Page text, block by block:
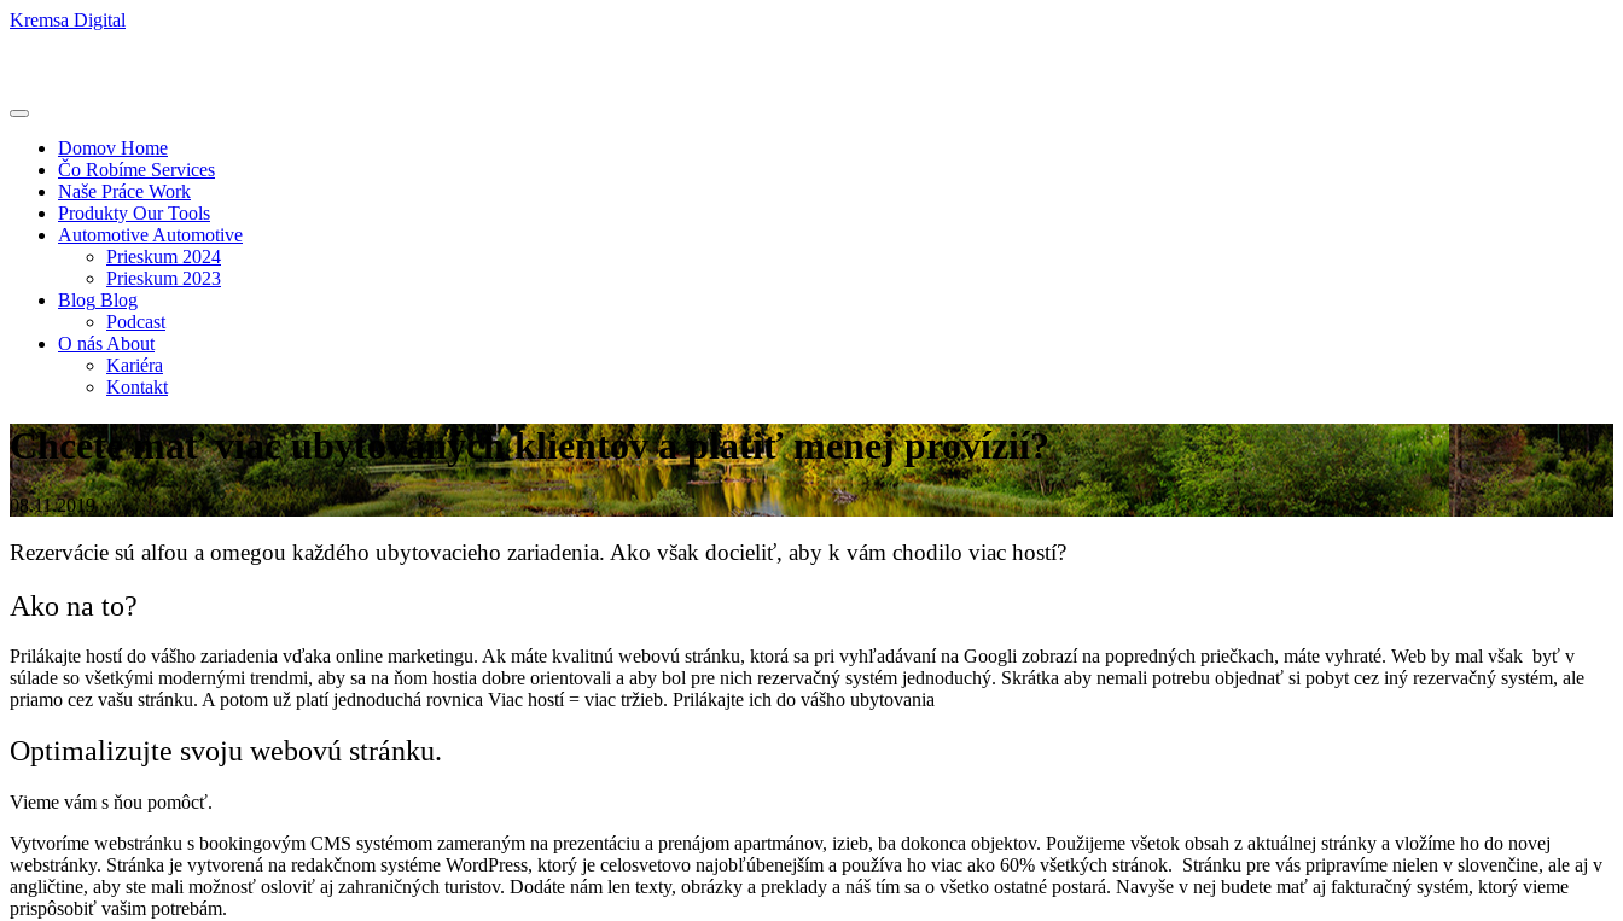
Kremsa Digital
Domov Home
Čo Robíme Services
Naše Práce Work
Produkty Our Tools
Automotive Automotive
Prieskum 2024
Prieskum 2023
Blog Blog
Podcast
O nás About
Kariéra
Kontakt
Chcete mať viac ubytovaných klientov a platiť menej provízií?
08.11.2019
Rezervácie sú alfou a omegou každého ubytovacieho zariadenia. Ako však docieliť, aby k vám chodilo viac hostí?
Ako na to?
Prilákajte hostí do vášho zariadenia vďaka online marketingu. Ak máte kvalitnú webovú stránku, ktorá sa pri vyhľadávaní na Googli zobrazí na popredných priečkach, máte vyhraté. Web by mal však byť v
súlade so všetkými modernými trendmi, aby sa na ňom hostia dobre orientovali a aby bol pre nich rezervačný systém jednoduchý. Skrátka aby nemali potrebu objednať si pobyt cez iný rezervačný systém, ale
priamo cez vašu stránku. A potom už platí jednoduchá rovnica Viac hostí = viac tržieb. Prilákajte ich do vášho ubytovania
Optimalizujte svoju webovú stránku.
Vieme vám s ňou pomôcť.
Vytvoríme webstránku s bookingovým CMS systémom zameraným na prezentáciu a prenájom apartmánov, izieb, ba dokonca objektov. Použijeme všetok obsah z aktuálnej stránky a vložíme ho do novej
webstránky. Stránka je vytvorená na redakčnom systéme WordPress, ktorý je celosvetovo najobľúbenejším a používa ho viac ako 60% všetkých stránok. Stránku pre vás pripravíme nielen v slovenčine, ale aj v
angličtine, aby ste mali možnosť osloviť aj zahraničných turistov. Dodáte nám len texty, obrázky a preklady a náš tím sa o všetko ostatné postará. Navyše v nej budete mať aj fakturačný systém, ktorý vieme
prispôsobiť vašim potrebám.